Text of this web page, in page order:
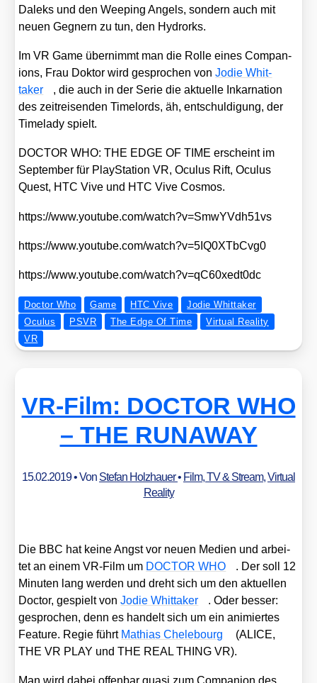
Dal­eks und den Wee­ping Angels, son­dern auch mit
neu­en Geg­nern zu tun, den Hydro­rks.
Im VR Game über­nimmt man die Rol­le eines Com­pa­n­
ions, Frau Dok­tor wird gespro­chen vonJodie Whit­
taker
, die auch in der Serie die aktu­el­le Inkar­na­ti­on
des zeit­rei­sen­den Timelords, äh, ent­schul­di­gung, der
Time­la­dy spielt.
DOCTOR WHO: THE EDGE OF TIME erscheint im
Sep­tem­ber für Play­Sta­ti­on VR, Ocu­lus Rift, Ocu­lus
Quest, HTC Vive und HTC Vive Cos­mos.
https://​www​.you​tube​.com/​w​a​t​c​h​?​v​=​S​m​w​Y​V​d​h​5​1vs
https://​www​.you​tube​.com/​w​a​t​c​h​?​v​=​5​I​Q​0​X​T​b​C​vg0
https://​www​.you​tube​.com/​w​a​t​c​h​?​v​=​q​C​6​0​x​e​d​t​0dc
Doctor Who Game HTC Vive
Jodie Whittaker
Oculus
PSVR The Edge Of Time
Virtual Reality
VR
VR-Film: DOCTOR WHO
– THE RUNAWAY
15.02.2019• Von Stefan Holzhauer• Film, TV & Stream,Virtual
Reality
Die BBC hat kei­ne Angst vor neu­en Medi­en und arbei­
tet an einem VR-Film um DOCTOR WHO
. Der soll 12
Minu­ten lang wer­den und dreht sich um den aktu­el­len
Doc­tor, gespielt vonJodie Whit­taker
. Oder bes­ser:
gespro­chen, denn es han­delt sich um ein ani­mier­tes
Fea­ture. Regie führt Mathi­as Che­le­bourg
(ALICE,
THE VR PLAY und THE REAL THING VR).
Man wird dabei offen­bar qua­si zum Com­pa­n­ion des